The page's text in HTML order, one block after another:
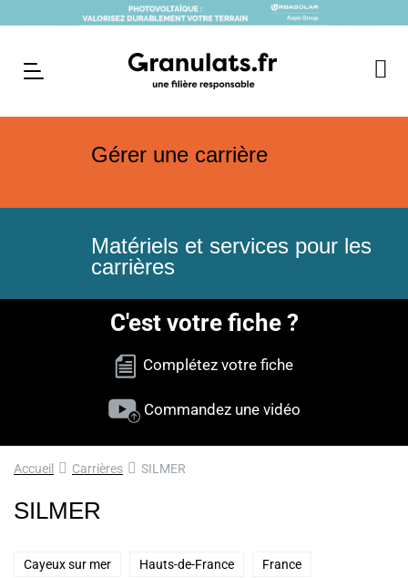
Gérer une carrière
Matériels et services pour les
carrières
C'est votre fiche ?
Complétez votre fiche
Commandez une vidéo
Accueil Carrières SILMER
SILMER
Cayeux sur mer Hauts-de-France France